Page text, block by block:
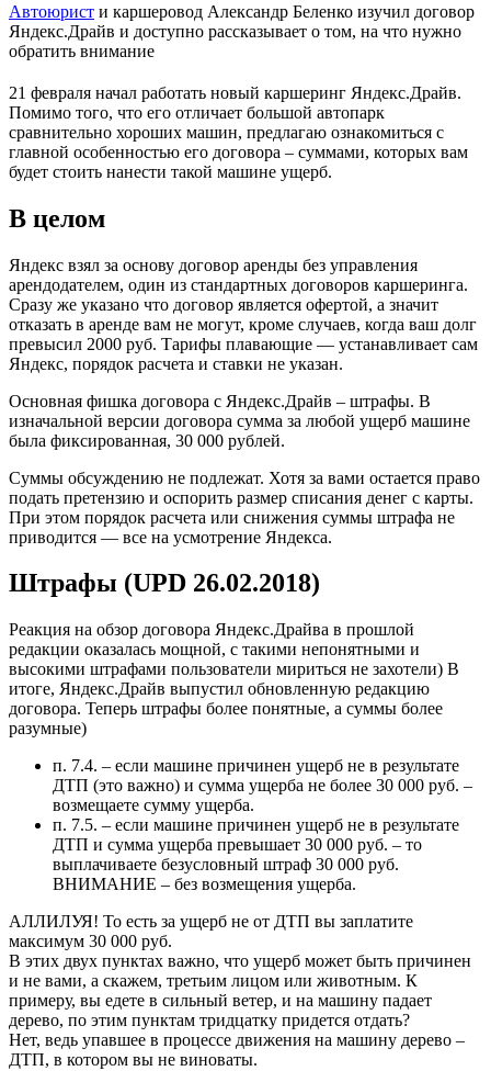
Автоюрист и каршеровод Александр Беленко изучил договор
Яндекс.Драйв и доступно рассказывает о том, на что нужно
обратить внимание
21 февраля начал работать новый каршеринг Яндекс.Драйв.
Помимо того, что его отличает большой автопарк
сравнительно хороших машин, предлагаю ознакомиться с
главной особенностью его договора – суммами, которых вам
будет стоить нанести такой машине ущерб.
В целом
Яндекс взял за основу договор аренды без управления
арендодателем, один из стандартных договоров каршеринга.
Сразу же указано что договор является офертой, а значит
отказать в аренде вам не могут, кроме случаев, когда ваш долг
превысил 2000 руб. Тарифы плавающие — устанавливает сам
Яндекс, порядок расчета и ставки не указан.
Основная фишка договора с Яндекс.Драйв – штрафы. В
изначальной версии договора сумма за любой ущерб машине
была фиксированная, 30 000 рублей.
Суммы обсуждению не подлежат. Хотя за вами остается право
подать претензию и оспорить размер списания денег с карты.
При этом порядок расчета или снижения суммы штрафа не
приводится — все на усмотрение Яндекса.
Штрафы (UPD 26.02.2018)
Реакция на обзор договора Яндекс.Драйва в прошлой
редакции оказалась мощной, с такими непонятными и
высокими штрафами пользователи мириться не захотели) В
итоге, Яндекс.Драйв выпустил обновленную редакцию
договора. Теперь штрафы более понятные, а суммы более
разумные)
п. 7.4. – если машине причинен ущерб не в результате
ДТП (это важно) и сумма ущерба не более 30 000 руб. –
возмещаете сумму ущерба.
п. 7.5. – если машине причинен ущерб не в результате
ДТП и сумма ущерба превышает 30 000 руб. – то
выплачиваете безусловный штраф 30 000 руб.
ВНИМАНИЕ – без возмещения ущерба.
АЛЛИЛУЯ! То есть за ущерб не от ДТП вы заплатите
максимум 30 000 руб.
В этих двух пунктах важно, что ущерб может быть причинен
и не вами, а скажем, третьим лицом или животным. К
примеру, вы едете в сильный ветер, и на машину падает
дерево, по этим пунктам тридцатку придется отдать?
Нет, ведь упавшее в процессе движения на машину дерево –
ДТП, в котором вы не виноваты.